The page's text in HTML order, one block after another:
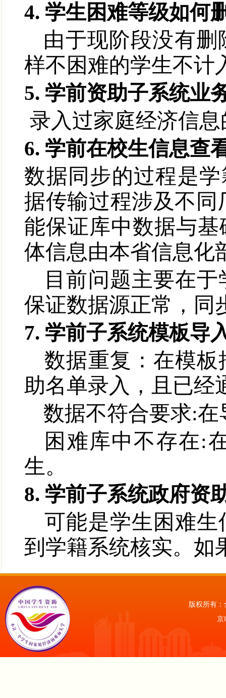
4. 学生困难等级如何
由于现阶段没有
样不困难的学生不计
5. 学前资助子系统业
录入过家庭经济信
6. 学前在校生信息查
数据同步的过程是
据传输过程涉及不
能保证库中数据与基
体信息由本省信息化
目前问题主要在
保证数据源正常，同
7. 学前子系统模板导
数据重复：在模
助名单录入，且已经
数据不符合要求:在
困难库中不存在:
生。
8. 学前子系统政府资
可能是学生困难
到学籍系统核实。如
版权所有
京